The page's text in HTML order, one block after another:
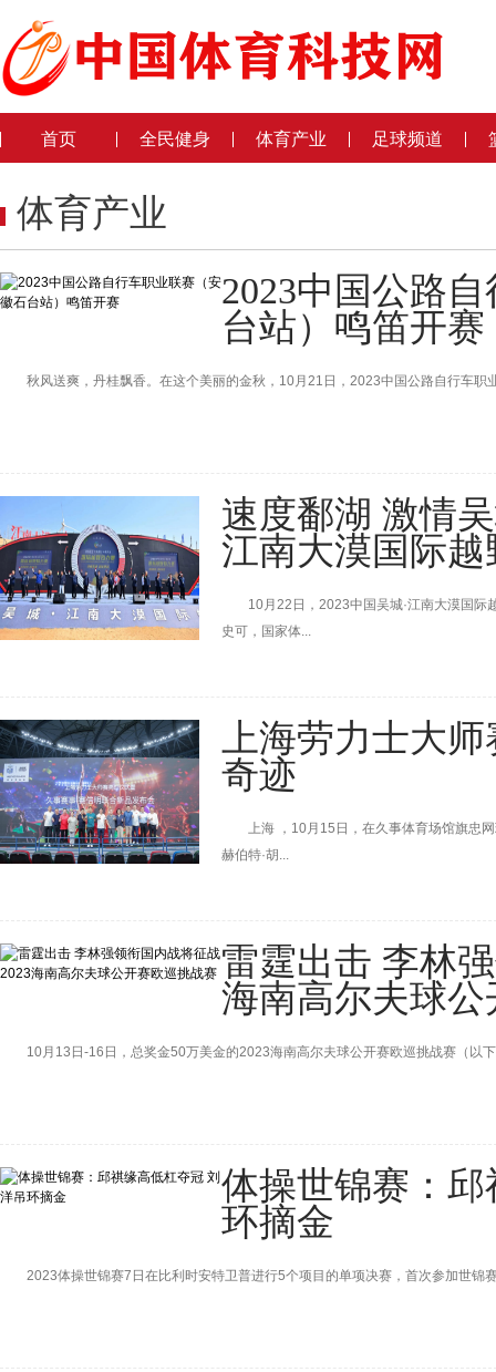
首页 全民健身 体育产业 足球频道
体育产业
2023中国公路
台站）鸣笛开赛
秋风送爽，丹桂飘香。在这个美丽的金秋，10月21日，2023中国公路自行车职
速度鄱湖 激情
江南大漠国际
10月22日，2023中国吴城·江南大漠国际
史可，国家体...
上海劳力士大
奇迹
上海 ，10月15日，在久事体育场馆旗忠网
赫伯特·胡...
雷霆出击 李林
海南高尔夫球
10月13日-16日，总奖金50万美金的2023海南高尔夫球公开赛欧巡挑战赛（以下
体操世锦赛：
环摘金
2023体操世锦赛7日在比利时安特卫普进行5个项目的单项决赛，首次参加世锦